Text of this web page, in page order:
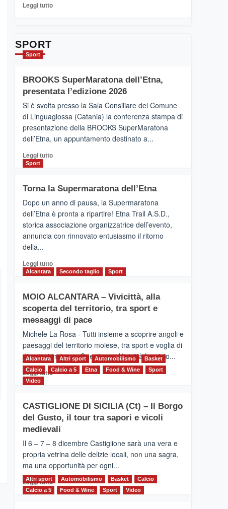
dell’Etna
Leggi tuttoLeggi
con
la
Al
via
i
collegamenti
SPORT
Sport
BROOKS SuperMaratona dell’Etna,
presentata l’edizione 2026
Si è svolta presso la Sala Consiliare del Comune
di Linguaglossa (Catania) la conferenza stampa di
presentazione della BROOKS SuperMaratona
dell’Etna, un appuntamento destinato a...
Leggi tuttoLeggi
BROOKS
SuperMaratona
dell’Etna,
presentata
l’edizione
2026
Sport
Torna la Supermaratona dell’Etna
Dopo un anno di pausa, la Supermaratona
dell’Etna è pronta a ripartire! Etna Trail A.S.D.,
storica associazione organizzatrice dell’evento,
annuncia con rinnovato entusiasmo il ritorno
della...
Leggi tuttoLeggi
Torna
la
Supermaratona
Alcantara Secondo taglio Sport
MOIO ALCANTARA – Vivicittà, alla
scoperta del territorio, tra sport e
messaggi di pace
Michele La Rosa - Tutti insieme a scoprire angoli e
paesaggi del territorio moiese, tra sport e voglia di
divertirsi insieme. Quest'anno Vivicittà ha visto...
Leggi tuttoLeggi
MOIO
ALCANTARA
–
alla
scoperta
del
territorio,
tra
sport
Alcantara Altri sport Automobilismo
Basket
Calcio
Calcio a 5 Etna Food & Wine
Sport
Video
CASTIGLIONE DI SICILIA (Ct) – Il Borgo
del Gusto, il tour tra sapori e vicoli
medievali
Il 6 – 7 – 8 dicembre Castiglione sarà una vera e
propria vetrina delle delizie locali, non una sagra,
ma una opportunità per ogni...
Leggi tuttoLeggi
Altri sport Automobilismo Basket
Calcio
Calcio a 5
Food & Wine Sport Video